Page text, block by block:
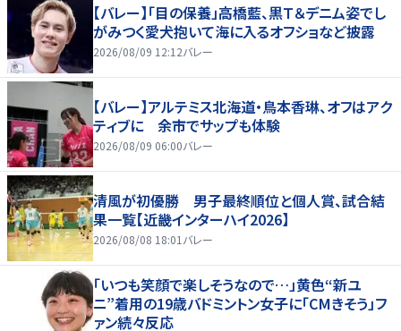
【バレー】「目の保養」高橋藍、黒Ｔ＆デニム姿でし
がみつく愛犬抱いて海に入るオフショなど披露
2026/08/09 12:12バレー
【バレー】アルテミス北海道・鳥本香琳、オフはアク
ティブに 余市でサップも体験
2026/08/09 06:00バレー
清風が初優勝 男子最終順位と個人賞、試合結
果一覧【近畿インターハイ2026】
2026/08/08 18:01 バレー
「いつも笑顔で楽しそうなので…」黄色“新ユ
ニ”着用の19歳バドミントン女子に「CMきそう」フ
ァン続々反応